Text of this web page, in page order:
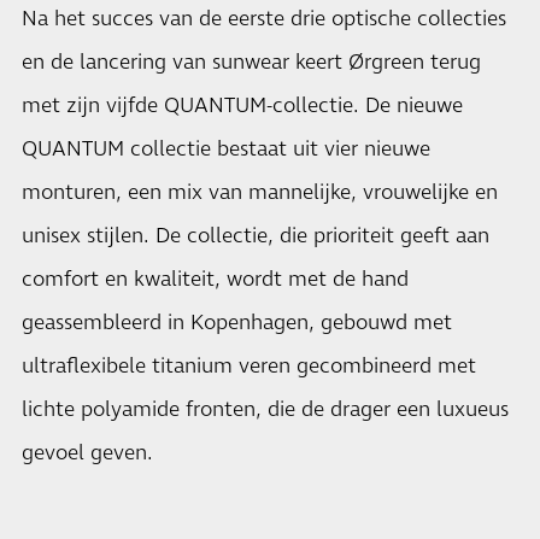
Na het succes van de eerste drie optische collecties
en de lancering van sunwear keert Ørgreen terug
met zijn vijfde QUANTUM-collectie. De nieuwe
QUANTUM collectie bestaat uit vier nieuwe
monturen, een mix van mannelijke, vrouwelijke en
unisex stijlen. De collectie, die prioriteit geeft aan
comfort en kwaliteit, wordt met de hand
geassembleerd in Kopenhagen, gebouwd met
ultraflexibele titanium veren gecombineerd met
lichte polyamide fronten, die de drager een luxueus
gevoel geven.